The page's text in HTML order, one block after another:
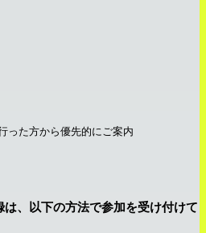
った方から優先的にご案内
は、以下の方法で参加を受け付けて